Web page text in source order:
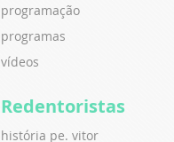
programação
programas
vídeos
Redentoristas
história pe. vitor